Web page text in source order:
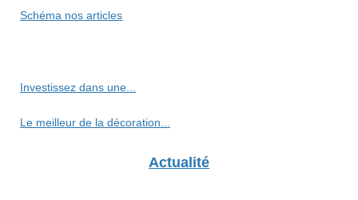
Schéma nos articles
Investissez dans une...
Le meilleur de la décoration...
Actualité